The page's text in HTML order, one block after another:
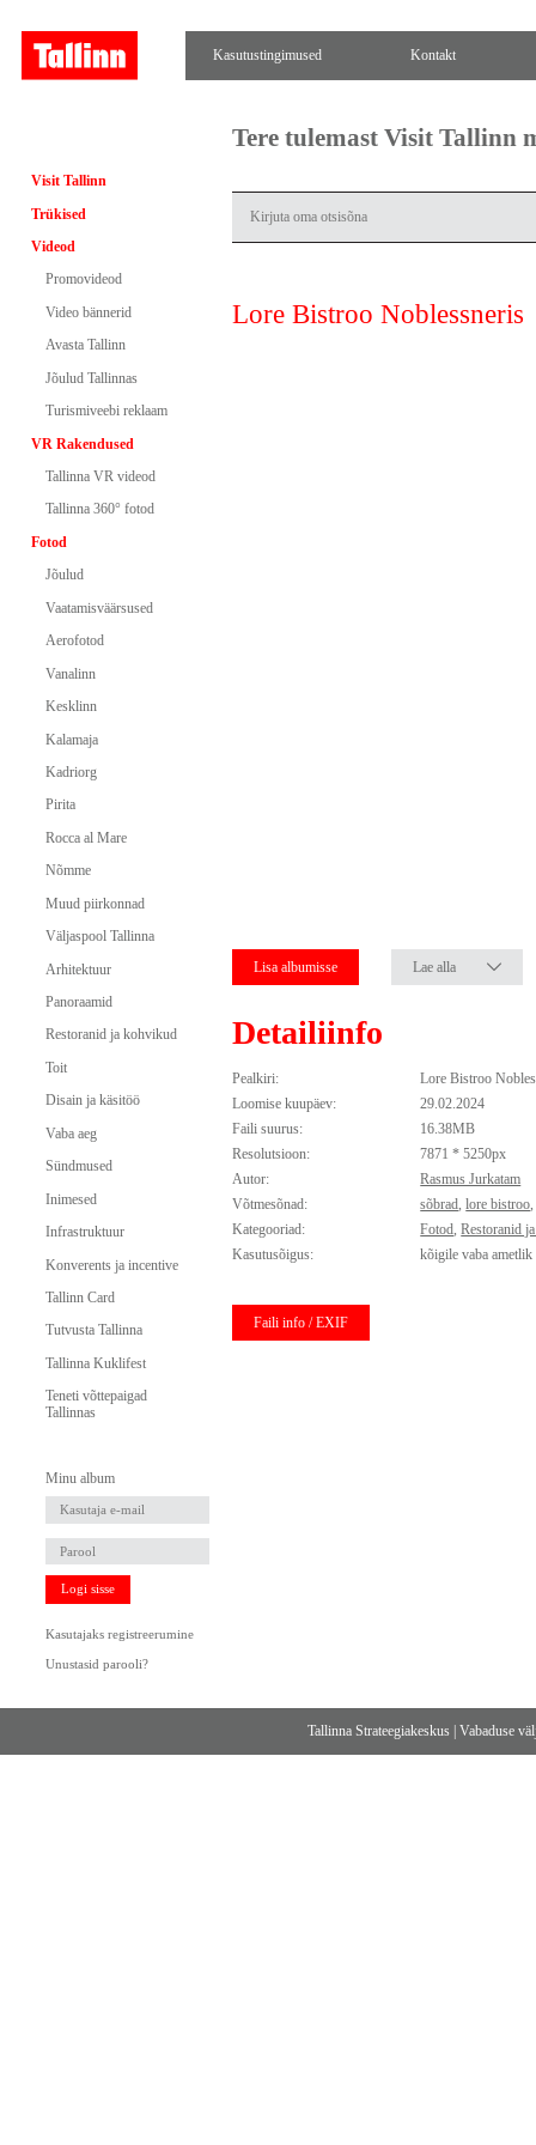
Kasutustingimused Kontakt
Visit Tallinn
Trükised
Videod
Promovideod
Video bännerid
Avasta Tallinn
Jõulud Tallinnas
Turismiveebi reklaam
VR Rakendused
Tallinna VR videod
Tallinna 360° fotod
Fotod
Jõulud
Vaatamisväärsused
Aerofotod
Vanalinn
Kesklinn
Kalamaja
Kadriorg
Pirita
Rocca al Mare
Nõmme
Muud piirkonnad
Väljaspool Tallinna
Arhitektuur
Panoraamid
Restoranid ja kohvikud
Toit
Disain ja käsitöö
Vaba aeg
Sündmused
Inimesed
Infrastruktuur
Konverents ja incentive
Tallinn Card
Tutvusta Tallinna
Tallinna Kuklifest
Teneti võttepaigad
Tallinnas
Minu album
Logi sisse
Kasutajaks registreerumine
Unustasid parooli?
Tere tulemast Visit Tallinn
Lore Bistroo Noblessneris
Lisa albumisse Lae alla
Detailiinfo
Pealkiri:
Lore Bistroo
Loomise kuupäev:
29.02.2024
Faili suurus:
16.38MB
Resolutsioon:
7871 * 5250px
Autor:
Rasmus Jurkatam
Võtmesõnad:
sõbrad,lore bistroo
Kategooriad:
Fotod,Restoranid
Kasutusõigus:
kõigile vaba
Faili info / EXIF
Tallinna Strateegiakeskus |Vabaduse